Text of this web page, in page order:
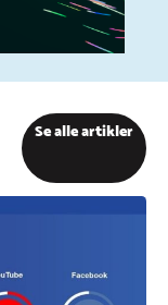
Se alle artikler